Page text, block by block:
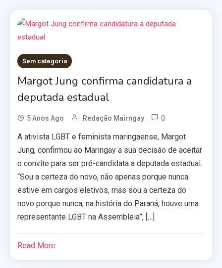
Sem categoria
Margot Jung confirma candidatura a
deputada estadual
5 Anos Ago Redação Mairngay 0
A ativista LGBT e feminista maringaense, Margot
Jung, confirmou ao Maringay a sua decisão de aceitar
o convite para ser pré-candidata a deputada estadual.
“Sou a certeza do novo, não apenas porque nunca
estive em cargos eletivos, mas sou a certeza do
novo porque nunca, na história do Paraná, houve uma
representante LGBT na Assembleia”, […]
Read More